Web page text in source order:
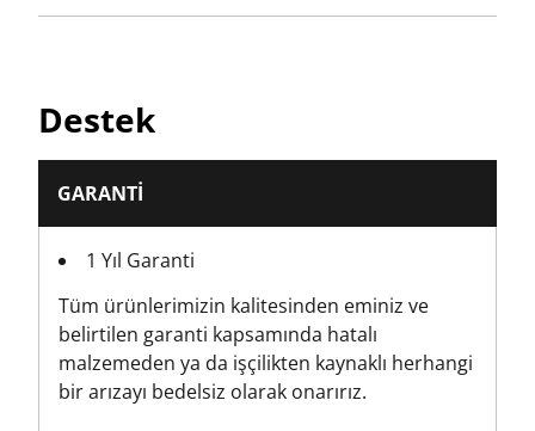
Yes
Has CE Mark?
No
Is Magnetic?
No
Destek
GARANTI
1 Yıl Garanti
Tüm ürünlerimizin kalitesinden eminiz ve
belirtilen garanti kapsamında hatalı
malzemeden ya da işçilikten kaynaklı herhangi
bir arızayı bedelsiz olarak onarırız.